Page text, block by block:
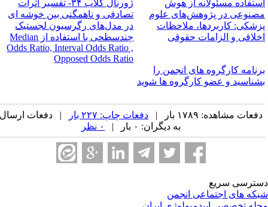
مسئولانه از هوش
در پژوهش‌های علوم
کاربردها، ملاحظات
و الزامات حقوقی
ژورنال کلاب ۳۴- تفسیر اثرات
تصادفی و ناهمگنی بین خوشه ای
در مدل‌های رگرسیون لجستیک
چندسطحی با استفاده از M‌edian
Odds Ratio, Interval Odds Ratio ,
Opposed Odds Ratio
کارگروه های انجمن را
و عضو کارگروه ها شوید
دفعات مشاهده: ۱۷۸۹ بار | دفعات چاپ: ۲۲۷ بار
| دفعات ارسال
به دیگران: ۰ بار |
سریع
های اجتماعی انجمن